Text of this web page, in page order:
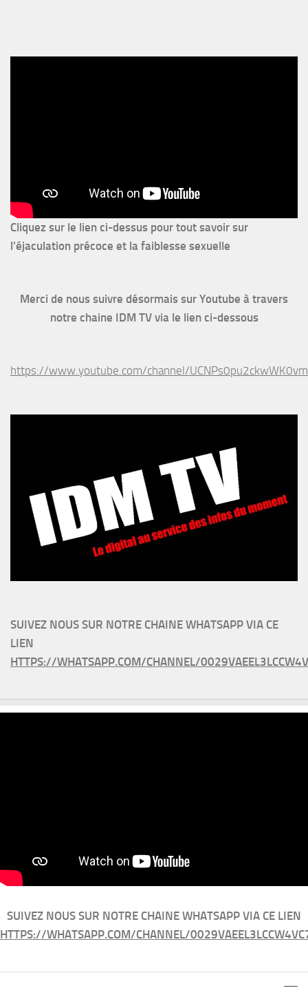
Cliquez sur le lien ci-dessus pour tout savoir sur
l'éjaculation précoce et la faiblesse sexuelle
Merci de nous suivre désormais sur Youtube à travers
notre chaine IDM TV via le lien ci-dessous
https://www.youtube.com/channel/
SUIVEZ NOUS SUR NOTRE CHAINE WHATSAPP VIA CE
LIEN
HTTPS://WHATSAPP.COM/CHANNEL/
SUIVEZ NOUS SUR NOTRE CHAINE WHATSAPP VIA CE LIEN
HTTPS://WHATSAPP.COM/CHANNEL/